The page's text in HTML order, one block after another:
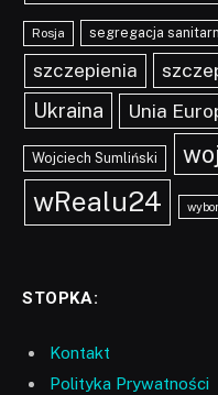
Rosja segregacja
szczepienia
Ukraina Unia
Wojciech Sumliński
wRealu24
STOPKA:
Kontakt
Polityka Prywatności